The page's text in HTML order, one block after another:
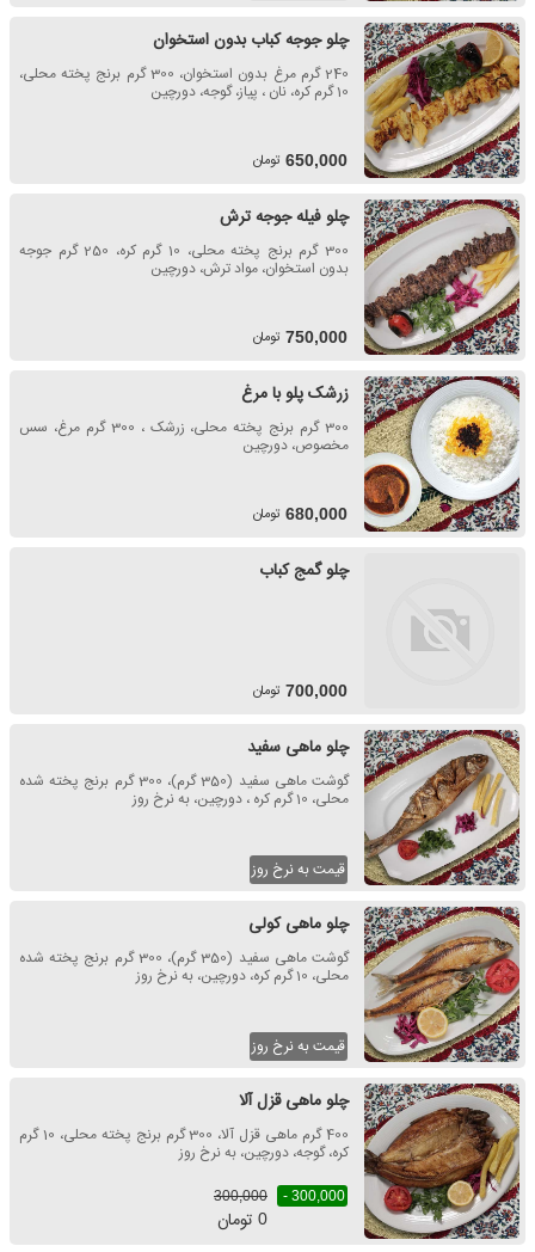
چلو جوجه کباب بدون استخوان
240 گرم مرغ بدون استخوان، 300 گرم برنج پخته محلی،
10 گرم کره، نان ، پیاز، گوجه، دورچین
650,000 تومان
چلو فیله جوجه ترش
300 گرم برنج پخته محلی، 10 گرم کره، 250 گرم جوجه
بدون استخوان، مواد ترش، دورچین
750,000 تومان
زرشک پلو با مرغ
300 گرم برنج پخته محلی، زرشک ، 300 گرم مرغ، سس
مخصوص، دورچین
680,000 تومان
چلو گمج کباب
700,000 تومان
چلو ماهی سفید
گوشت ماهی سفید (350 گرم)، 300 گرم برنج پخته شده
محلی، 10 گرم کره ، دورچین، به نرخ روز
قیمت به نرخ روز
چلو ماهی کولی
گوشت ماهی سفید (350 گرم)، 300 گرم برنج پخته شده
محلی، 10 گرم کره، دورچین، به نرخ روز
قیمت به نرخ روز
چلو ماهی قزل آلا
400 گرم ماهی قزل آلا، 300 گرم برنج پخته محلی، 10 گرم
کره، گوجه، دورچین، به نرخ روز
300,000 -
300,000
0 تومان